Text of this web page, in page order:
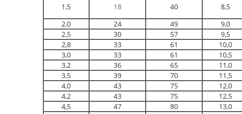
1,5
18 40 8,5
2,0
24 49 9,0
2,5
30 57 9,5
2,8
33 61 10,0
3,0
33 61 10,5
3,2
36 65 11,0
3,5
39 70 11,5
4,0
43 75 12,0
4,2
43 75 12,5
4,5
47 80 13,0